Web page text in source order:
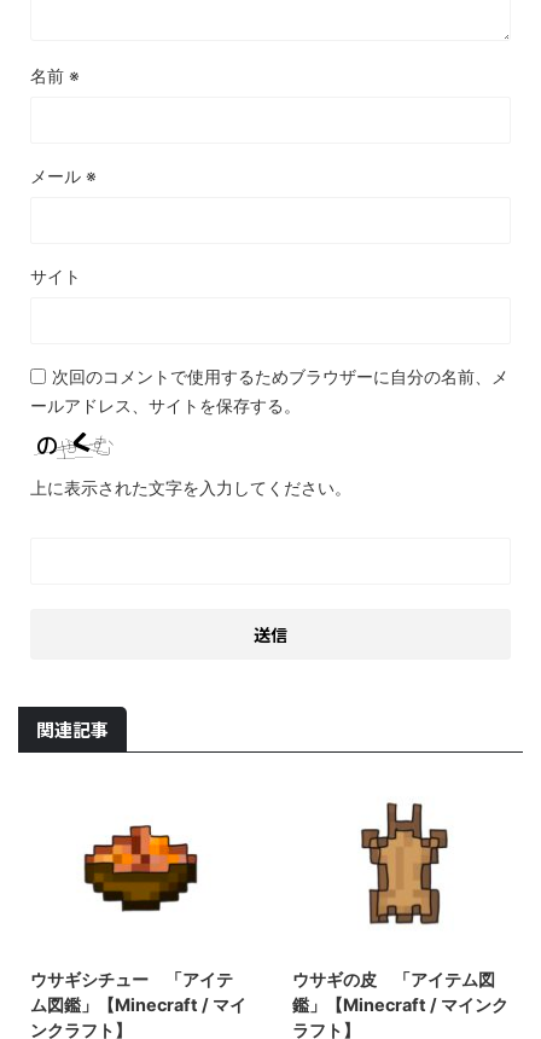
名前 ※
メール ※
サイト
次回のコメントで使用するためブラウザーに自分の名前、メ
ールアドレス、サイトを保存する。
上に表示された文字を入力してください。
関連記事
ウサギシチュー 「アイテ
ム図鑑」【Minecraft / マイ
ンクラフト】
ウサギの皮 「アイテム図
鑑」【Minecraft / マインク
ラフト】